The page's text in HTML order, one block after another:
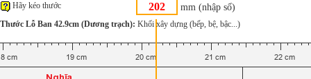
mm (nhập số)
Hãy kéo thước
Thước Lỗ Ban 42.9cm (Dương trạch): Khối xây dựng (bếp, bệ, bậc...)